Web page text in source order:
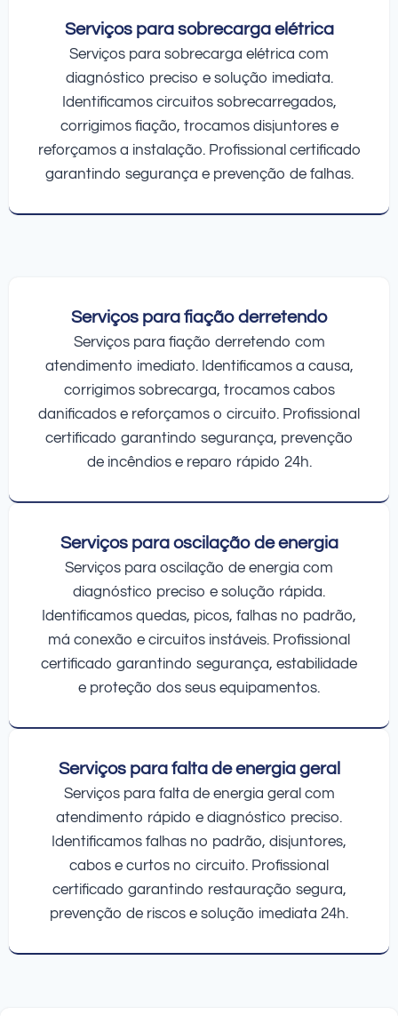
Serviços para sobrecarga elétrica
Serviços para sobrecarga elétrica com
diagnóstico preciso e solução imediata.
Identificamos circuitos sobrecarregados,
corrigimos fiação, trocamos disjuntores e
reforçamos a instalação. Profissional certificado
garantindo segurança e prevenção de falhas.
Serviços para fiação derretendo
Serviços para fiação derretendo com
atendimento imediato. Identificamos a causa,
corrigimos sobrecarga, trocamos cabos
danificados e reforçamos o circuito. Profissional
certificado garantindo segurança, prevenção
de incêndios e reparo rápido 24h.
Serviços para oscilação de energia
Serviços para oscilação de energia com
diagnóstico preciso e solução rápida.
Identificamos quedas, picos, falhas no padrão,
má conexão e circuitos instáveis. Profissional
certificado garantindo segurança, estabilidade
e proteção dos seus equipamentos.
Serviços para falta de energia geral
Serviços para falta de energia geral com
atendimento rápido e diagnóstico preciso.
Identificamos falhas no padrão, disjuntores,
cabos e curtos no circuito. Profissional
certificado garantindo restauração segura,
prevenção de riscos e solução imediata 24h.